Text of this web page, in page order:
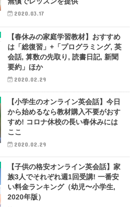
2020.03.17
【春休みの家庭学習教材】おすすめ
は「総復習」+「プログラミング, 英
会話, 算数の先取り, 読書日記, 新聞
要約」ほか
2020.02.29
【小学生のオンライン英会話】今日
から始めるなら教材購入不要がおす
すめ! コロナ休校の長い春休みには
ここ
2020.02.29
【子供の格安オンライン英会話】家
族3人でそれぞれ週1回受講! 一番安
い料金ランキング（幼児〜小学生,
2020年版）